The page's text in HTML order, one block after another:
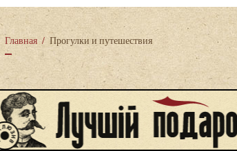
Главная / Прогулки и путешествия